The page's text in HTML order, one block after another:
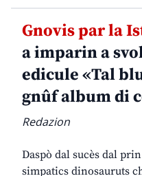
Gnovis par la
a imparin a
edicule «Tal
gnûf album di
Redazion
Daspò dal sucès dal
simpatics dinosauruts